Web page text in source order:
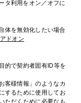
タ利用をオン／オフに
体を無効化したい場合
ドオン
的で契約者固有ID等を
客様情報」のようなカ
するために使用してお
ただくために必要なも